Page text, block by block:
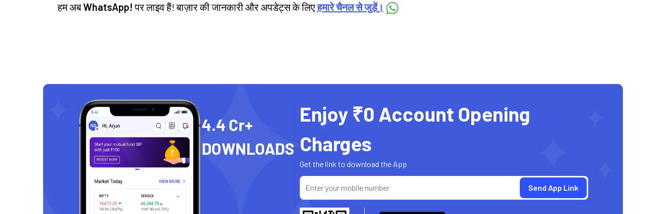
हम अबWhatsApp! पर लाइव हैं! बाज़ार की जानकारी और अपडेट्स के लिएहमारे चैनल से जुड़ें।
4.4 Cr+
DOWNLOADS
Enjoy ₹0 Account Opening
Charges
Get the link to download the App